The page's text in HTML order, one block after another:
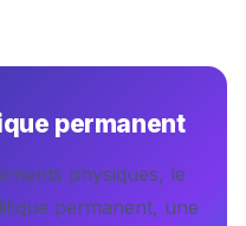
permanent
physiques, le
permanent, une